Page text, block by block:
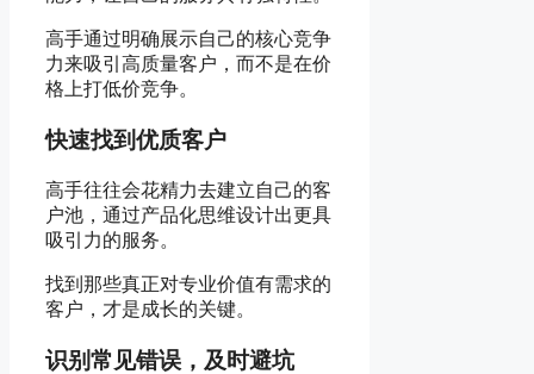
高手通过明确展示自己的核心竞争
力来吸引高质量客户，而不是在价
格上打低价竞争。
快速找到优质客户
高手往往会花精力去建立自己的客
户池，通过产品化思维设计出更具
吸引力的服务。
找到那些真正对专业价值有需求的
客户，才是成长的关键。
识别常见错误，及时避坑